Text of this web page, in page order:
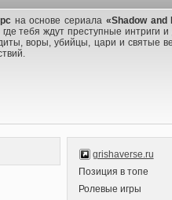
на основе сериала «Shadow and
тебя ждут преступные интриги
воры, убийцы, цари и святые
grishaverse.ru
Позиция в топе
Ролевые игры